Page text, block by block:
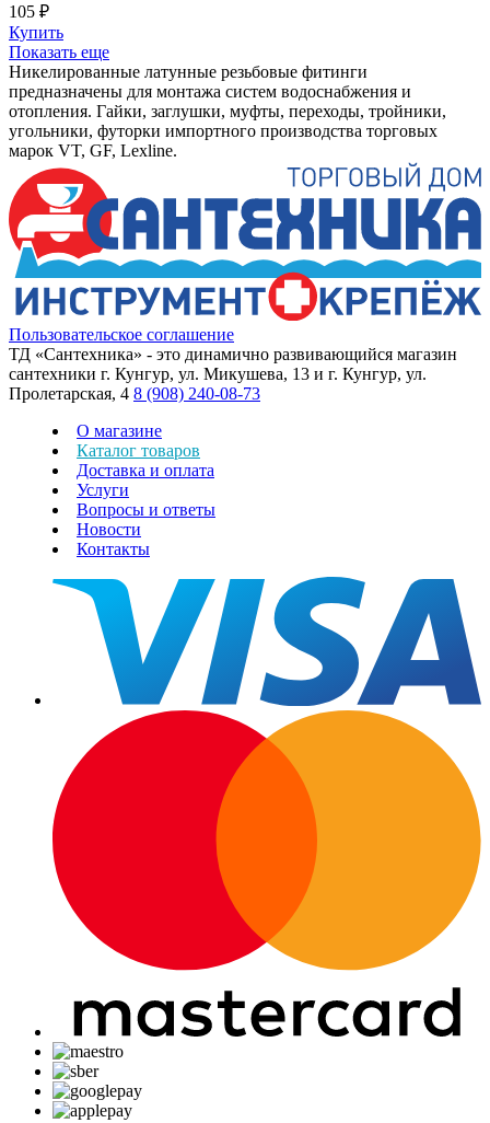
105 ₽
Купить
Показать еще
Никелированные латунные резьбовые фитинги
предназначены для монтажа систем водоснабжения и
отопления. Гайки, заглушки, муфты, переходы, тройники,
угольники, футорки импортного производства торговых
марок VT, GF, Lexline.
Пользовательское соглашение
ТД «Сантехника» - это динамично развивающийся магазин
сантехники г. Кунгур, ул. Микушева, 13 и г. Кунгур, ул.
Пролетарская, 4 8 (908) 240-08-73
О магазине
Каталог товаров
Доставка и оплата
Услуги
Вопросы и ответы
Новости
Контакты